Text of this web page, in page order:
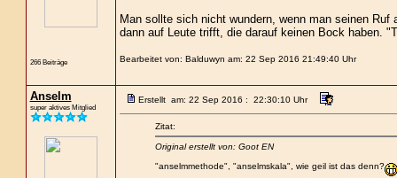
266 Beiträge
Man sollte sich nicht wundern, wenn man seinen
dann auf Leute trifft, die darauf keinen Bock haben.
Bearbeitet von: Balduwyn am: 22 Sep 2016 21:49:40 Uhr
Anselm
super aktives Mitglied
Erstellt am: 22 Sep 2016 : 22:30:10 Uhr
Zitat:
Original erstellt von: Goot EN
"anselmmethode", "anselmskala", wie geil ist das denn?